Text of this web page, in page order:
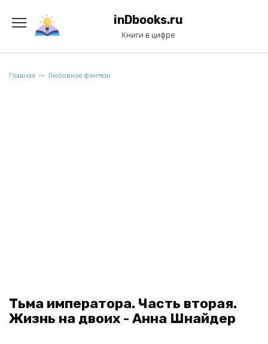
содержанию
inDbooks.ru
Книги в цифре
Главная Любовное фэнтези
Тьма императора. Часть вторая.
Жизнь на двоих - Аннa Шнайдер